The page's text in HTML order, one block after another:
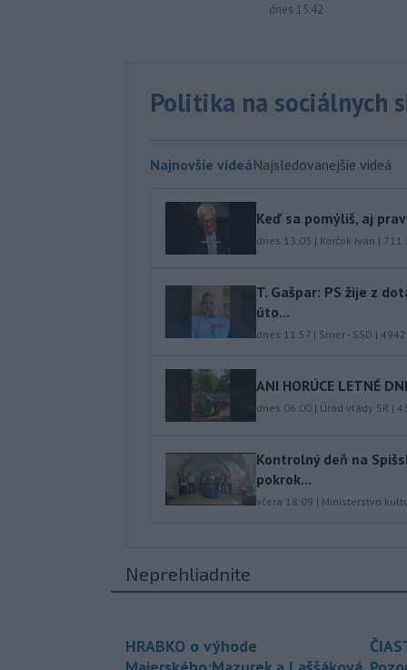
dnes 15:42
Politika na sociálnych
Najnovšie videáNajsledovanejšie videá
Keď sa pomýliš, aj
dnes 13:03 | Korčok Ivan | 711
T. Gašpar: PS žije z
úto...
dnes 11:57 | Smer - SSD | 4942
ANI HORÚCE LETNÉ
dnes 06:00 | Úrad vlády SR |
Kontrolný deň na
pokrok...
včera 18:09 | Ministerstvo
Neprehliadnite
HRABKO o výhode